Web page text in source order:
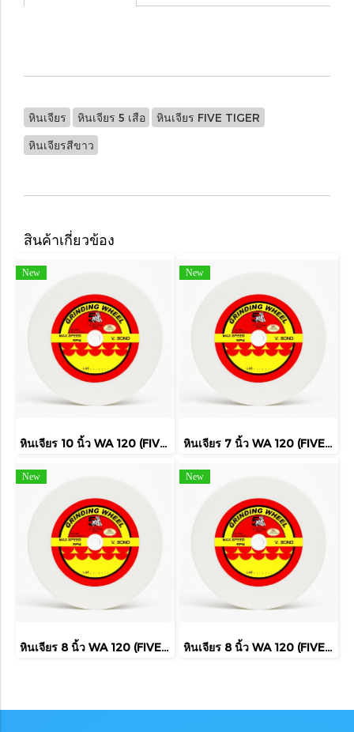
หินเจียร หินเจียร 5 เสือ หินเจียร FIVE TIGER
หินเจียรสีขาว
สินค้าเกี่ยวข้อง
New
หินเจียร 10 นิ้ว WA 120 (FIVE TIGER)
New
หินเจียร 7 นิ้ว WA 120 (FIVE TIGER)
New
หินเจียร 8 นิ้ว WA 120 (FIVE TIGER)
New
หินเจียร 8 นิ้ว WA 120 (FIVE TIGER)